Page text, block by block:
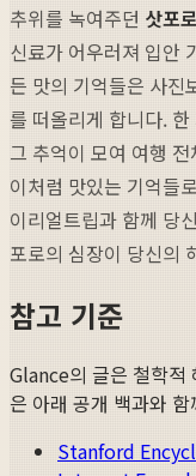
추위를 녹여주던 삿포
신료가 어우러져 입안
든 맛의 기억들은 사진
를 떠올리게 합니다.
그 추억이 모여 여행
이처럼 맛있는 기억들
이리얼트립과 함께 당
포로의 심장이 당신의
참고 기준
Glance의 글은 철학적
은 아래 공개 백과와
Stanford